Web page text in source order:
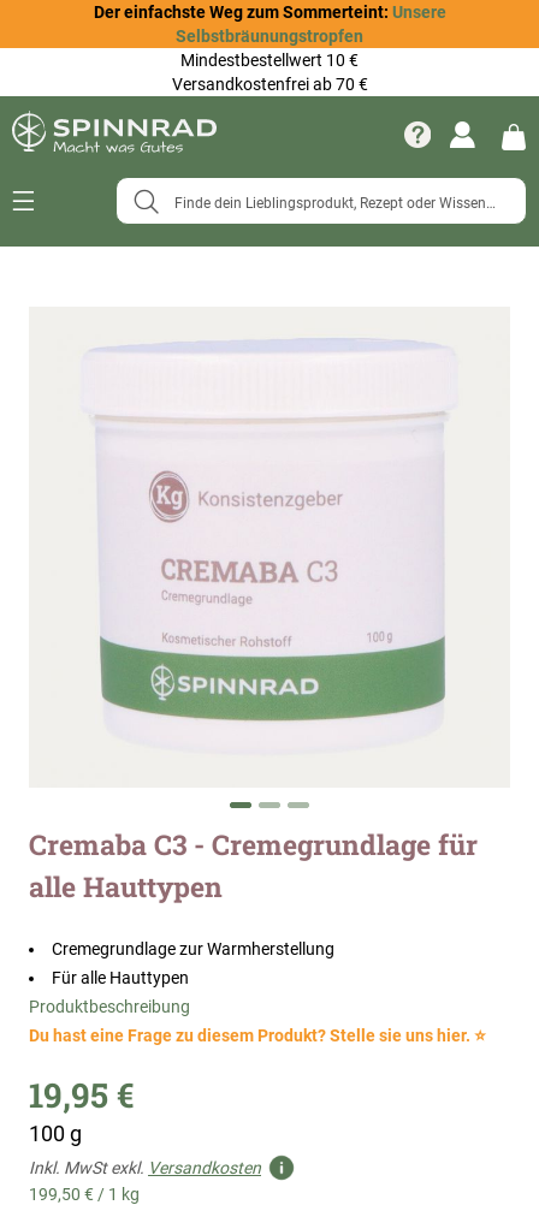
Der einfachste Weg zum Sommerteint: Unsere
Selbstbräunungstropfen
Mindestbestellwert 10 €
Versandkostenfrei ab 70 €
Navigation
Zum
Anfang
der
Cremaba C3 - Cremegrundlage für
alle Hauttypen
Cremegrundlage zur Warmherstellung
Für alle Hauttypen
Produktbeschreibung
Du hast eine Frage zu diesem Produkt? Stelle sie uns hier. ⭐
19,95 €
100 g
Inkl. MwSt exkl. Versandkosten
199,50 € / 1 kg